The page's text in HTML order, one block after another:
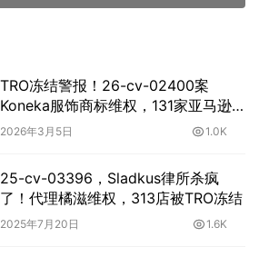
TRO冻结警报！26-cv-02400案
Koneka服饰商标维权，131家亚马逊
店躺枪！
2026年3月5日 1.0K
25-cv-03396，Sladkus律所杀疯
了！代理橘滋维权，313店被TRO冻结
2025年7月20日 1.6K